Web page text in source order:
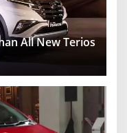
All New Terios